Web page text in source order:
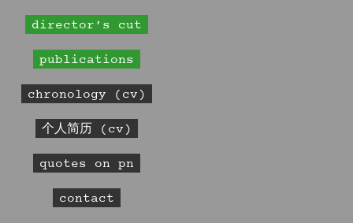
director’s cut
publications
chronology (cv)
个人简历 (cv)
quotes on pn
contact